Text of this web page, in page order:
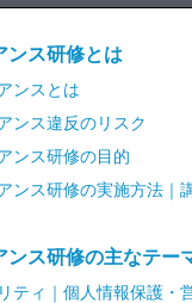
ンス研修とは
ンスとは
ンス違反のリスク
ンス研修の目的
ンス研修の実施方法｜
ンス研修の主なテー
ティ｜個人情報保護・